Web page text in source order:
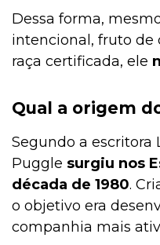
Dessa forma,
intencional, fruto de
raça certificada, ele
Qual a origem
Segundo a escritora
Puggle surgiu nos
década de 1980.
o objetivo era
companhia mais